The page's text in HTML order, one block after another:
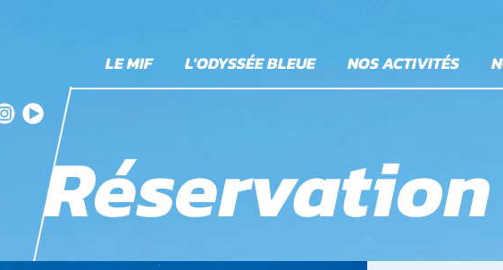
LE MIF L'ODYSSÉE BLEUE NOS ACTIVITÉS